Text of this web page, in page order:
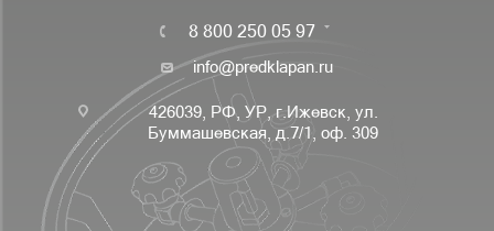
8 800 250 05 97
info@predklapan.ru
426039, РФ, УР, г.Ижевск, ул.
Буммашевская, д.7/1, оф. 309